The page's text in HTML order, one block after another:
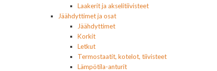
Laakerit ja akselitiivisteet
Jäähdyttimet ja osat
Jäähdyttimet
Korkit
Letkut
Termostaatit, kotelot, tiivisteet
Lämpötila-anturit